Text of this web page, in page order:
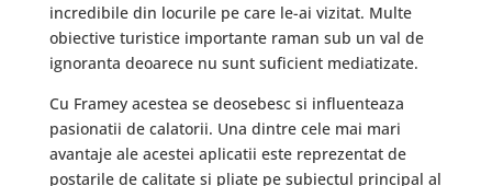
incredibile din locurile pe care le-ai vizitat. Multe
obiective turistice importante raman sub un val de
ignoranta deoarece nu sunt suficient mediatizate.
Cu Framey acestea se deosebesc si influenteaza
pasionatii de calatorii. Una dintre cele mai mari
avantaje ale acestei aplicatii este reprezentat de
postarile de calitate si pliate pe subiectul principal al